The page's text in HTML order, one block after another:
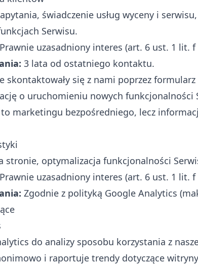
świadczenie usług wyceny i
Serwisu.
Prawnie uzasadniony interes (art. 6 ust. 1 lit. f
3 lata od ostatniego kontaktu.
skontaktowały się z nami poprzez
o uruchomieniu nowych funkcjonalności
marketingu bezpośredniego, lecz
stronie, optymalizacja funkcjonalności
Prawnie uzasadniony interes (art. 6 ust. 1 lit. f
Zgodnie z polityką Google Analytics
do analizy sposobu korzystania z
i raportuje trendy dotyczące